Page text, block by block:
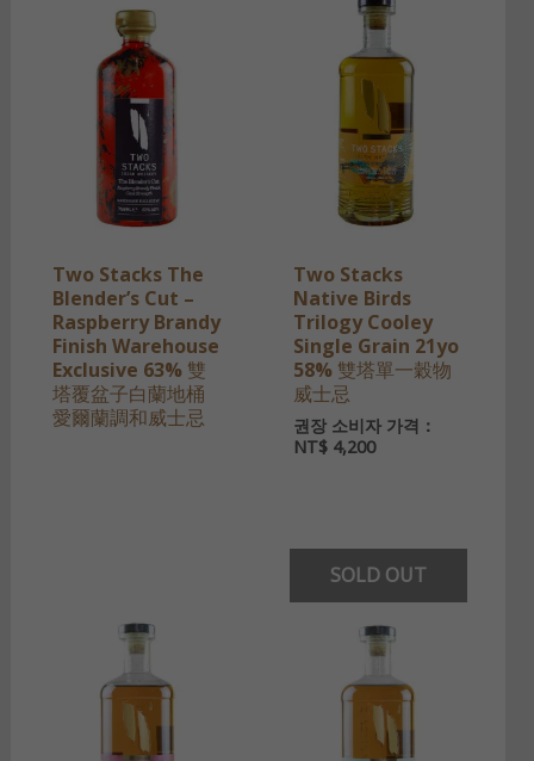
Two Stacks The
Blender’s Cut –
Raspberry Brandy
Finish Warehouse
Exclusive 63% 雙
塔覆盆子白蘭地桶
愛爾蘭調和威士忌
Two Stacks
Native Birds
Trilogy Cooley
Single Grain 21yo
58% 雙塔單一穀物
威士忌
권장 소비자 가격：
NT$4,200
SOLD OUT